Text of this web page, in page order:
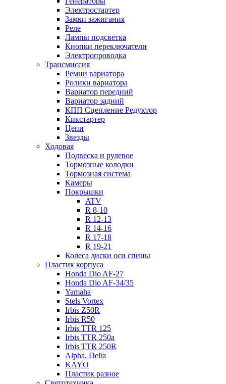
Электростартер
Замки зажигания
Реле
Лампы подсветка
Кнопки переключатели
Электропроводка
Трансмиссия
Ремни вариатора
Ролики вариатора
Вариатор передний
Вариатор задний
КПП Сцепление Редуктор
Кикстартер
Цепи
Звезды
Ходовая
Подвеска и рулевое
Тормозные колодки
Тормозная система
Камеры
Покрышки
ATV
R 8-10
R 12-13
R 14-16
R 17-18
R 19-21
Колеса диски оси спицы
Пластик корпуса
Honda Dio AF-27
Honda Dio AF-34/35
Yamaha
Stels Vortex
Irbis Z50R
Irbis R50
Irbis TTR 125
Irbis TTR 250a
Irbis TTR 250R
Alpha, Delta
KAYO
Пластик разное